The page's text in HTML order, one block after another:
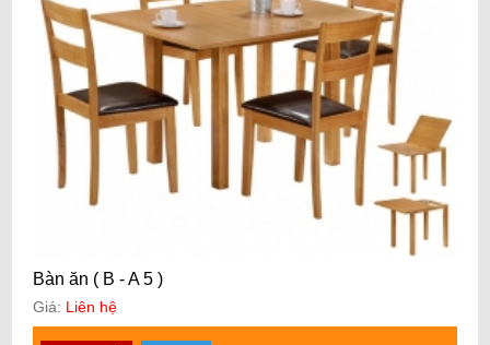
Bàn ăn ( B - A 5 )
Giá: Liên hệ